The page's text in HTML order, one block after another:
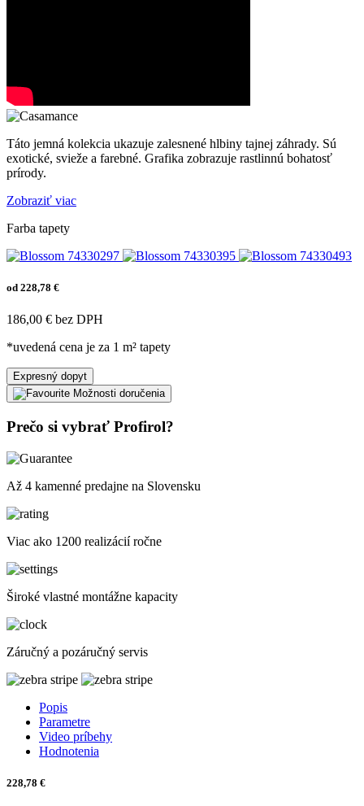
Táto jemná kolekcia ukazuje zalesnené hlbiny tajnej záhrady. Sú
exotické, svieže a farebné. Grafika zobrazuje rastlinnú bohatosť
prírody.
Zobraziť viac
Farba tapety
od 228,78 €
186,00 € bez DPH
*uvedená cena je za 1 m² tapety
Expresný dopyt
Možnosti doručenia
Prečo si vybrať Profirol?
Až 4 kamenné predajne na Slovensku
Viac ako 1200 realizácií ročne
Široké vlastné montážne kapacity
Záručný a pozáručný servis
Popis
Parametre
Video príbehy
Hodnotenia
228,78 €